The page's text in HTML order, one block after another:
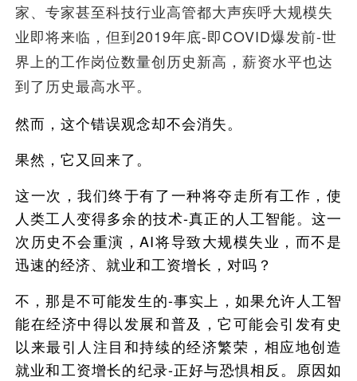
家、专家甚至科技行业高管都大声疾呼大规模失
业即将来临，但到2019年底-即COVID爆发前-世
界上的工作岗位数量创历史新高，薪资水平也达
到了历史最高水平。
然而，这个错误观念却不会消失。
果然，它又回来了。
这一次，我们终于有了一种将夺走所有工作，使
人类工人变得多余的技术-真正的人工智能。这一
次历史不会重演，AI将导致大规模失业，而不是
迅速的经济、就业和工资增长，对吗？
不，那是不可能发生的-事实上，如果允许人工智
能在经济中得以发展和普及，它可能会引发有史
以来最引人注目和持续的经济繁荣，相应地创造
就业和工资增长的纪录-正好与恐惧相反。原因如